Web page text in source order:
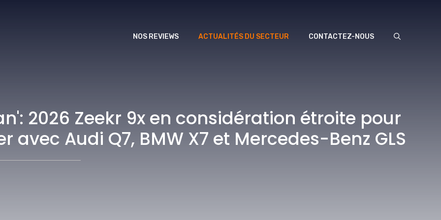
NOS REVIEWS ACTUALITÉS DU SECTEUR CONTACTEZ-NOUS
2026 Zeekr 9x en considération étroite pour
avec Audi Q7, BMW X7 et Mercedes-Benz GLS